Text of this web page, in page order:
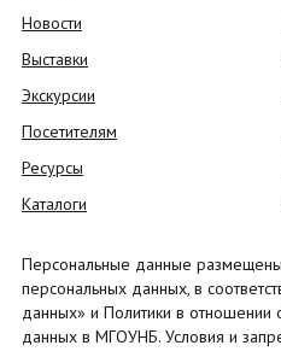
Новости
Выставки
Экскурсии
Посетителям
Ресурсы
Каталоги
Персональные данные размещены
персональных данных, в
данных» и Политики в отношении
данных в МГОУНБ. Условия и